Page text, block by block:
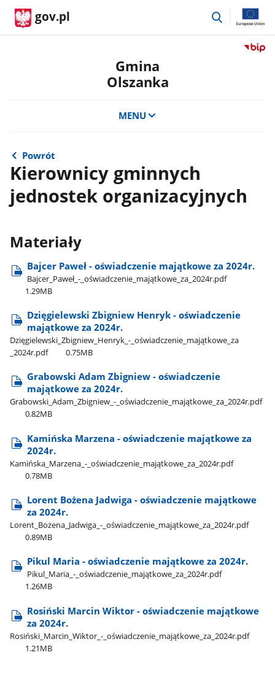
gov.pl
przejdź
Przejdź
Gmina
Olszanka
MENU
Powrót
Kierownicy gminnych
jednostek organizacyjnych
Materiały
Bajcer Paweł - oświadczenie majątkowe za 2024r.
Bajcer​_Paweł​_-​_oświadczenie​_majątkowe​_za​_2024r.pdf
1.29MB
Dzięgielewski Zbigniew Henryk - oświadczenie
majątkowe za 2024r.
Dzięgielewski​_Zbigniew​_Henryk​_-​_oświadczenie​_majątkowe​_za​
_2024r.pdf
0.75MB
Grabowski Adam Zbigniew - oświadczenie
majątkowe za 2024r.
Grabowski​_Adam​_Zbigniew​_-​_oświadczenie​_majątkowe​_za​_2024r.pdf
0.82MB
Kamińska Marzena - oświadczenie majątkowe za
2024r.
Kamińska​_Marzena​_-​_oświadczenie​_majątkowe​_za​_2024r.pdf
0.78MB
Lorent Bożena Jadwiga - oświadczenie majątkowe
za 2024r.
Lorent​_Bożena​_Jadwiga​_-​_oświadczenie​_majątkowe​_za​_2024r.pdf
0.89MB
Pikul Maria - oświadczenie majątkowe za 2024r.
Pikul​_Maria​_-​_oświadczenie​_majątkowe​_za​_2024r.pdf
1.26MB
Rosiński Marcin Wiktor - oświadczenie majątkowe
za 2024r.
Rosiński​_Marcin​_Wiktor​_-​_oświadczenie​_majątkowe​_za​_2024r.pdf
1.21MB